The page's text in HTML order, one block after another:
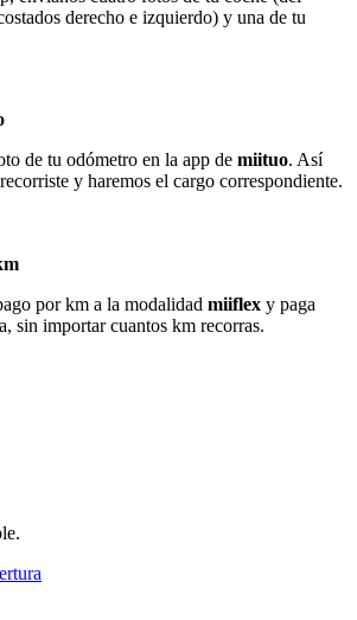
derecho e izquierdo) y una de tu
de tu odómetro en la app de miituo. Así
y haremos el cargo correspondiente.
por km a la modalidad miiflex y paga
sin importar cuantos km recorras.